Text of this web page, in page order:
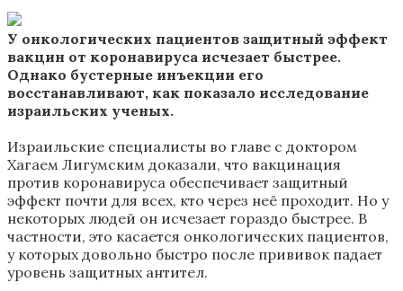
У онкологических пациентов защитный эффект
вакцин от коронавируса исчезает быстрее.
Однако бустерные инъекции его
восстанавливают, как показало исследование
израильских ученых.
Израильские специалисты во главе с доктором
Хагаем Лигумским доказали, что вакцинация
против коронавируса обеспечивает защитный
эффект почти для всех, кто через неё проходит. Но у
некоторых людей он исчезает гораздо быстрее. В
частности, это касается онкологических пациентов,
у которых довольно быстро после прививок падает
уровень защитных антител.